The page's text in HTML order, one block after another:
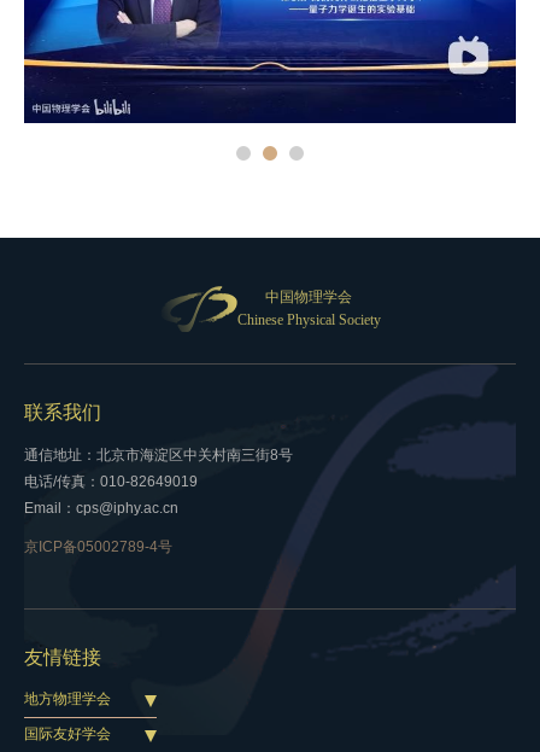
中国物理学会
Chinese Physical Society
联系我们
通信地址：北京市海淀区中关村南三街8号
电话/传真：010-82649019
Email：cps@iphy.ac.cn
京ICP备05002789-4号
友情链接
地方物理学会
国际友好学会